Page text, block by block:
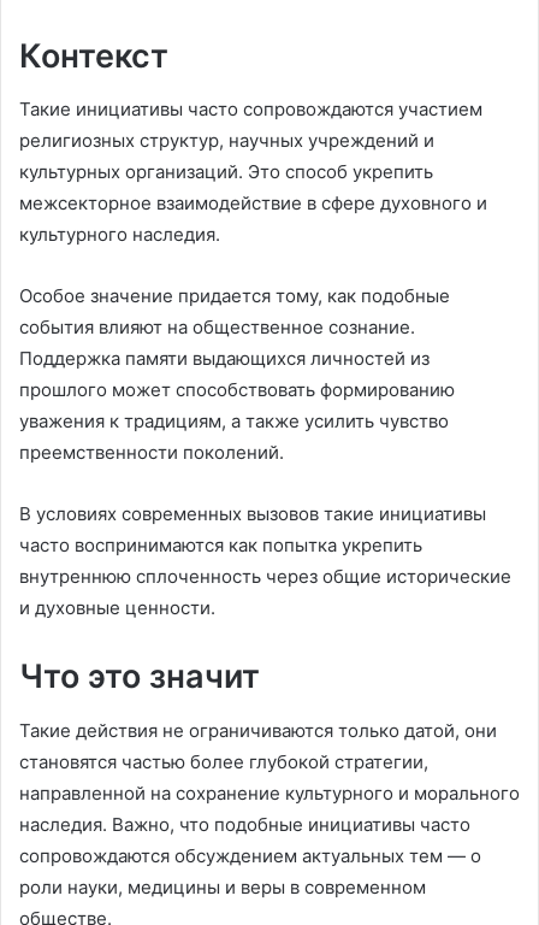
Контекст
Такие инициативы часто сопровождаются участием
религиозных структур, научных учреждений и
культурных организаций. Это способ укрепить
межсекторное взаимодействие в сфере духовного и
культурного наследия.
Особое значение придается тому, как подобные
события влияют на общественное сознание.
Поддержка памяти выдающихся личностей из
прошлого может способствовать формированию
уважения к традициям, а также усилить чувство
преемственности поколений.
В условиях современных вызовов такие инициативы
часто воспринимаются как попытка укрепить
внутреннюю сплоченность через общие исторические
и духовные ценности.
Что это значит
Такие действия не ограничиваются только датой, они
становятся частью более глубокой стратегии,
направленной на сохранение культурного и морального
наследия. Важно, что подобные инициативы часто
сопровождаются обсуждением актуальных тем — о
роли науки, медицины и веры в современном
обществе.